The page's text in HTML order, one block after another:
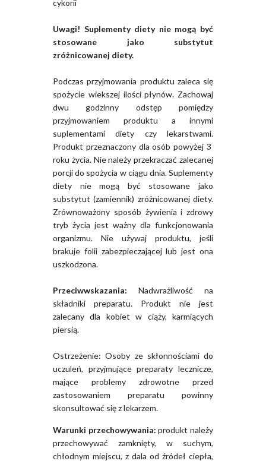
cykorii
Uwagi! Suplementy diety nie mogą być
stosowane jako substytut
zróżnicowanej diety.
Podczas przyjmowania produktu zaleca się
spożycie wiekszej ilości płynów. Zachowaj
dwu godzinny odstęp pomiędzy
przyjmowaniem produktu a innymi
suplementami diety czy lekarstwami.
Produkt przeznaczony dla osób powyżej 3
roku życia. Nie należy przekraczać zalecanej
porcji do spożycia w ciągu dnia. Suplementy
diety nie mogą być stosowane jako
substytut (zamiennik) zróżnicowanej diety.
Zrównoważony sposób żywienia i zdrowy
tryb życia jest ważny dla funkcjonowania
organizmu. Nie używaj produktu, jeśli
brakuje folii zabezpieczającej lub jest ona
uszkodzona.
Przeciwwskazania: Nadwrażliwość na
składniki preparatu. Produkt nie jest
zalecany dla kobiet w ciąży, karmiących
piersią.
Ostrzeżenie: Osoby ze skłonnościami do
uczuleń, przyjmujące preparaty lecznicze,
mające problemy zdrowotne przed
zastosowaniem preparatu powinny
skonsultować się z lekarzem.
Warunki przechowywania: produkt należy
przechowywać zamknięty, w suchym,
chłodnym miejscu, z dala od źródeł ciepła,